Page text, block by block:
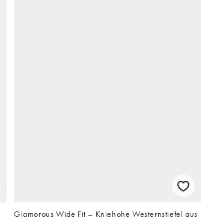
Glamorous Wide Fit – Kniehohe Westernstiefel aus